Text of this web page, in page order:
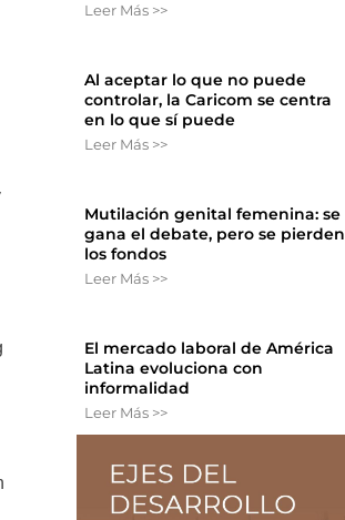
Leer Más >>
Al aceptar lo que no puede
controlar, la Caricom se centra
en lo que sí puede
Leer Más >>
Mutilación genital femenina: se
gana el debate, pero se pierden
los fondos
Leer Más >>
El mercado laboral de América
Latina evoluciona con
informalidad
Leer Más >>